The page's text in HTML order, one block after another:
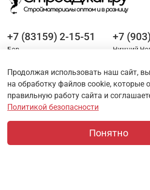
+7 (83159) 2-15-51
Бор
+7
Нижний
Оставайтесь на связи
Продолжая использовать наш сайт, вы
на обработку файлов cookie, которые
правильную работу сайта и
Политикой безопасности
Понятно